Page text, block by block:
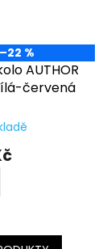
–22 %
AUTHOR
červená